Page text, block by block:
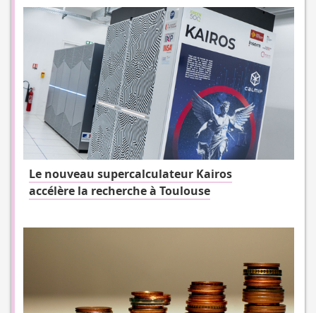
Le nouveau supercalculateur Kairos
accélère la recherche à Toulouse